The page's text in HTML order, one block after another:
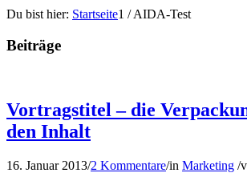
Du bist hier: Startseite1 / AIDA-Test
Beiträge
Vortragstitel – die
den Inhalt
16. Januar 2013/2 Kommentare/in Marketing /